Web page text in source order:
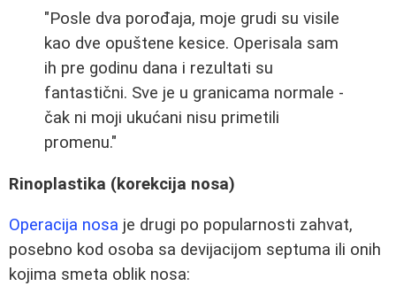
"Posle dva porođaja, moje grudi su visile
kao dve opuštene kesice. Operisala sam
ih pre godinu dana i rezultati su
fantastični. Sve je u granicama normale -
čak ni moji ukućani nisu primetili
promenu."
Rinoplastika (korekcija nosa)
Operacija nosa je drugi po popularnosti zahvat,
posebno kod osoba sa devijacijom septuma ili onih
kojima smeta oblik nosa: